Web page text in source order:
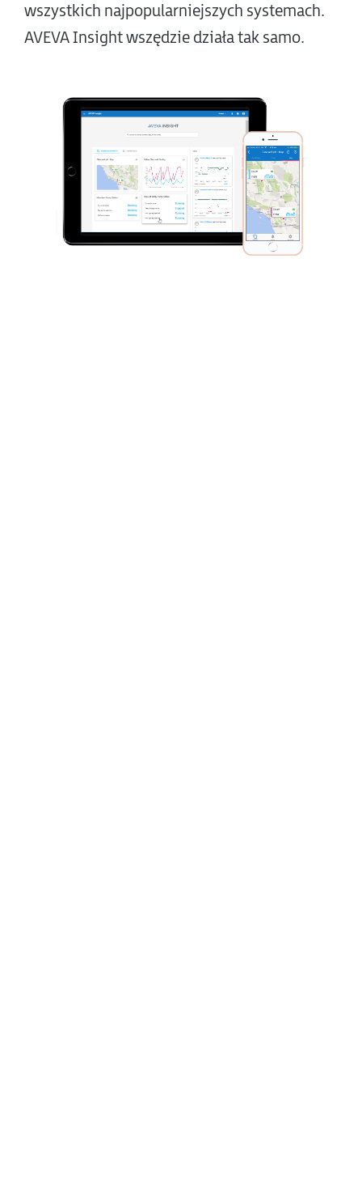
wszystkich najpopularniejszych systemach.
AVEVA Insight wszędzie działa tak samo.